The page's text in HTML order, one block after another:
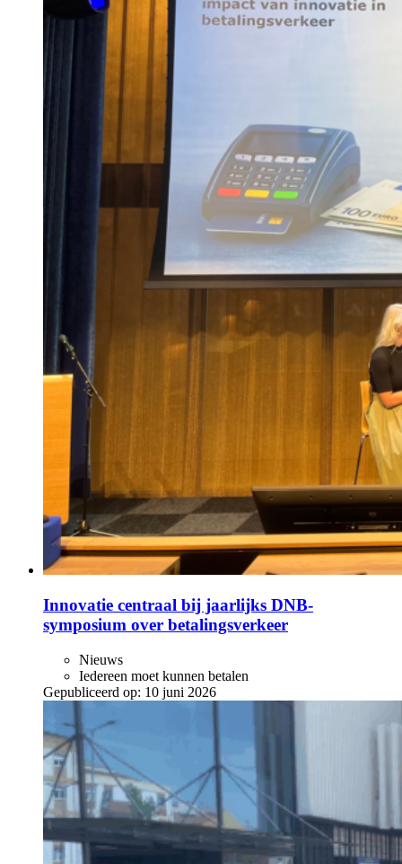
Innovatie centraal bij jaarlijks DNB-
symposium over betalingsverkeer
Nieuws
Iedereen moet kunnen betalen
Gepubliceerd op: 10 juni 2026